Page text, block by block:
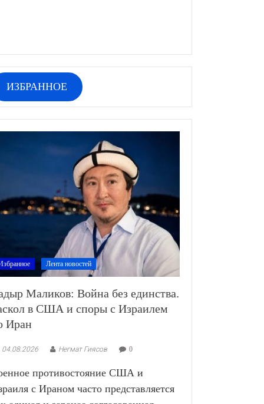
ИЗБРАННОЕ
Лента новостей
Маликов: Война без единства.
в США и споры с Израилем
Иран
04.08.2026 Негмат Гиясов 0
противостояние США и
с Ираном часто представляется